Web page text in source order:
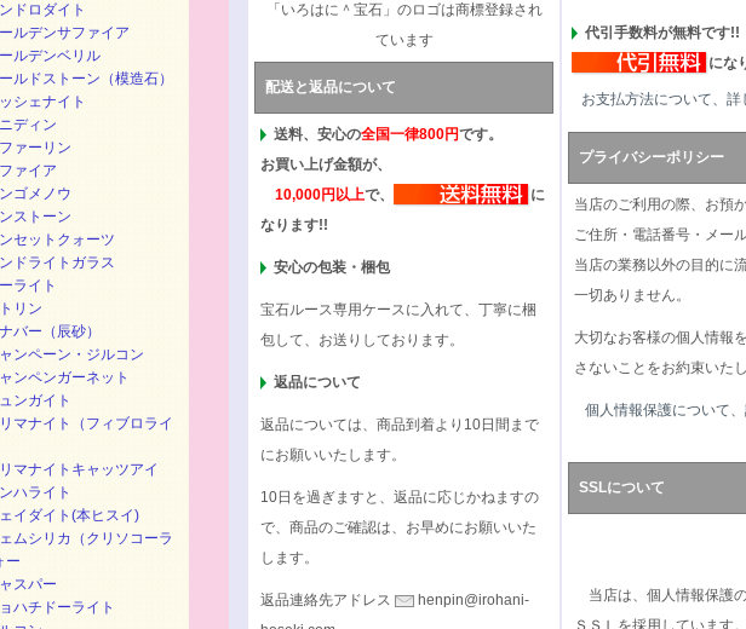
「いろはに＾宝石」のロゴは商標登録され
ています
配送と返品について
送料、安心の全国一律800円です。
お買い上げ金額が、
10,000円以上で、
に
なります!!
安心の包装・梱包
宝石ルース専用ケースに入れて、丁寧に梱
包して、お送りしております。
返品について
返品については、商品到着より10日間まで
にお願いいたします。
10日を過ぎますと、返品に応じかねますの
で、商品のご確認は、お早めにお願いいた
します。
返品連絡先アドレス
henpin@irohani-
代引手数料が無料です!!
にな
お支払方法について、
プライバシーポリシー
当店のご利用の際、お預
ご住所・電話番号・メー
当店の業務以外の目的に
一切ありません。
大切なお客様の個人情報
さないことをお約束いたし
個人情報保護について
SSLについて
当店は、個人情報保護
ＳＳＬを採用しています。
ドロダイト
ルデンサファイア
ルデンベリル
ルドストーン（模造石）
シェナイト
ディン
ァーリン
ァイア
ゴメノウ
ストーン
セットクォーツ
ドライトガラス
ライト
リン
バー（辰砂）
ンペーン・ジルコン
ンペンガーネット
ンガイト
マナイト（フィブロライ
マナイトキャッツアイ
ハライト
イダイト(本ヒスイ)
ムシリカ（クリソコーラ
ー
スパー
ハチドーライト